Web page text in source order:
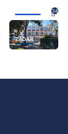
34
ZADAR